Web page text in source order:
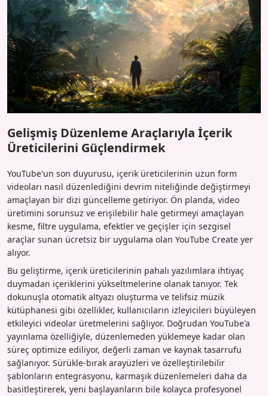
Gelişmiş Düzenleme Araçlarıyla İçerik
Üreticilerini Güçlendirmek
YouTube'un son duyurusu, içerik üreticilerinin uzun form
videoları nasıl düzenlediğini devrim niteliğinde değiştirmeyi
amaçlayan bir dizi güncelleme getiriyor. Ön planda, video
üretimini sorunsuz ve erişilebilir hale getirmeyi amaçlayan
kesme, filtre uygulama, efektler ve geçişler için sezgisel
araçlar sunan ücretsiz bir uygulama olan YouTube Create yer
alıyor.
Bu geliştirme, içerik üreticilerinin pahalı yazılımlara ihtiyaç
duymadan içeriklerini yükseltmelerine olanak tanıyor. Tek
dokunuşla otomatik altyazı oluşturma ve telifsiz müzik
kütüphanesi gibi özellikler, kullanıcıların izleyicileri büyüleyen
etkileyici videolar üretmelerini sağlıyor. Doğrudan YouTube'a
yayınlama özelliğiyle, düzenlemeden yüklemeye kadar olan
süreç optimize ediliyor, değerli zaman ve kaynak tasarrufu
sağlanıyor. Sürükle-bırak arayüzleri ve özelleştirilebilir
şablonların entegrasyonu, karmaşık düzenlemeleri daha da
basitleştirerek, yeni başlayanların bile kolayca profesyonel